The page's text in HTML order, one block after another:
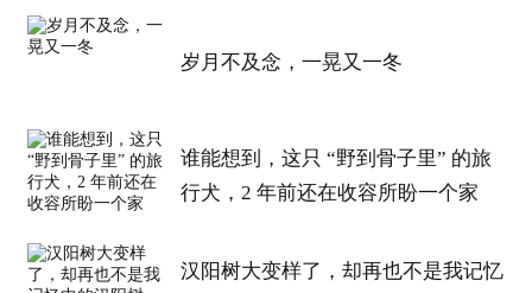
岁月不及念，一晃又一冬
谁能想到，这只 “野到骨子里” 的旅
行犬，2 年前还在收容所盼一个家
汉阳树大变样了，却再也不是我记忆